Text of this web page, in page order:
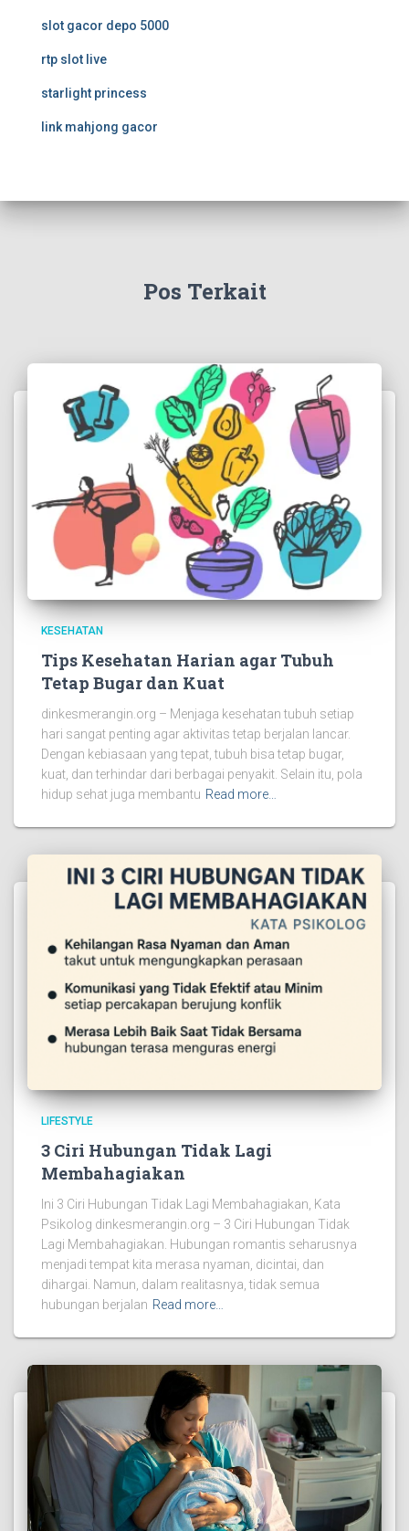
slot gacor depo 5000
rtp slot live
starlight princess
link mahjong gacor
Pos Terkait
KESEHATAN
Tips Kesehatan Harian agar Tubuh
Tetap Bugar dan Kuat
dinkesmerangin.org – Menjaga kesehatan tubuh setiap
hari sangat penting agar aktivitas tetap berjalan lancar.
Dengan kebiasaan yang tepat, tubuh bisa tetap bugar,
kuat, dan terhindar dari berbagai penyakit. Selain itu, pola
hidup sehat juga membantu Read more…
LIFESTYLE
3 Ciri Hubungan Tidak Lagi
Membahagiakan
Ini 3 Ciri Hubungan Tidak Lagi Membahagiakan, Kata
Psikolog dinkesmerangin.org – 3 Ciri Hubungan Tidak
Lagi Membahagiakan. Hubungan romantis seharusnya
menjadi tempat kita merasa nyaman, dicintai, dan
dihargai. Namun, dalam realitasnya, tidak semua
hubungan berjalan Read more…